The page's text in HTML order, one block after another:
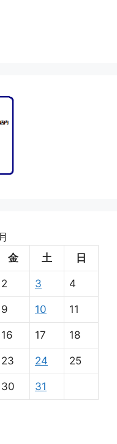
金 土 日
2 3 4
9 10 11
16 17 18
23 24 25
30 31